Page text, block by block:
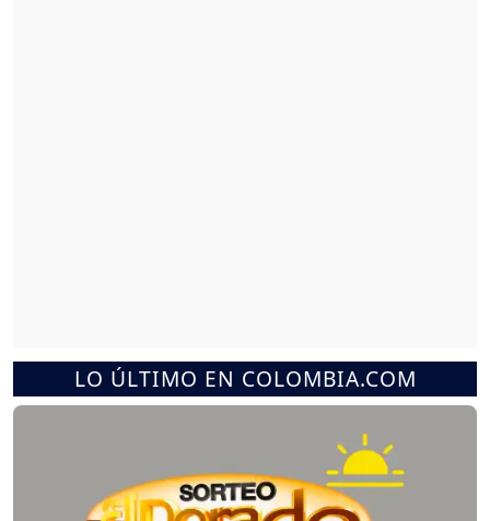
LO ÚLTIMO EN COLOMBIA.COM